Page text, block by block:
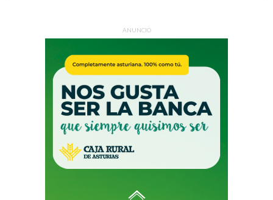
ANUNCIO